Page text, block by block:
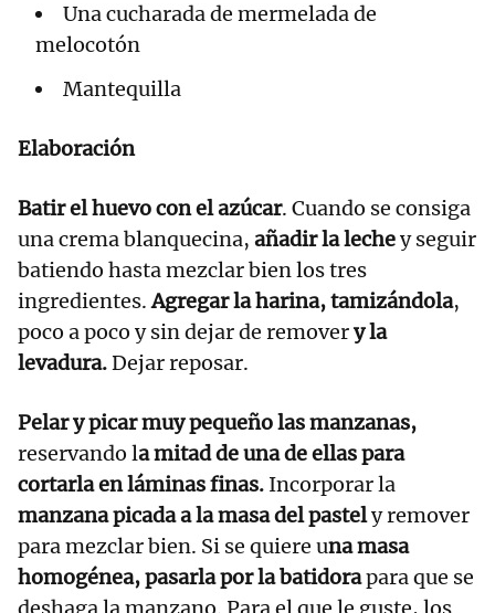
Una cucharada de mermelada de
melocotón
Mantequilla
Elaboración
Batir el huevo con el azúcar. Cuando se consiga
una crema blanquecina, añadir la lechey seguir
batiendo hasta mezclar bien los tres
ingredientes.Agregar la harina, tamizándola,
poco a poco y sin dejar de removery la
levadura.Dejar reposar.
Pelar y picar muy pequeño las manzanas,
reservando la mitad de una de ellas para
cortarla en láminas finas. Incorporar la
manzana picada a la masa del pastely remover
para mezclar bien. Si se quiere una masa
homogénea, pasarla por la batidorapara que se